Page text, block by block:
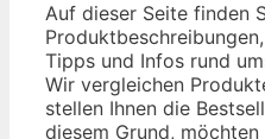
Auf dieser Seite finden
Tipps und Infos rund
Wir vergleichen
stellen Ihnen die
diesem Grund,